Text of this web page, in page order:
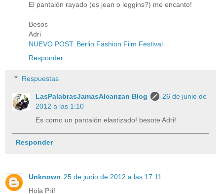
El pantalón rayado (es jean o leggins?) me encanto!
Besos
Adri
NUEVO POST: Berlin Fashion Film Festival.
Responder
Respuestas
LasPalabrasJamasAlcanzan Blog
26 de junio de
2012 a las 1:10
Es como un pantalón elastizado! besote Adri!
Responder
Unknown 25 de junio de 2012 a las 17:11
Hola Pri!